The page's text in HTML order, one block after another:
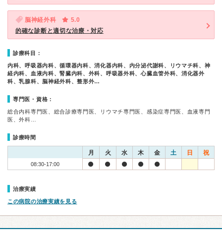
脳神経外科
5.0
的確な診断と適切な治療・対応
診療科目：
内科、呼吸器内科、循環器内科、消化器内科、内分泌代謝科、リウマチ科、神
経内科、血液内科、腎臓内科、外科、呼吸器外科、心臓血管外科、消化器外
科、乳腺科、脳神経外科、整形外…
専門医・資格：
総合内科専門医、総合診療専門医、リウマチ専門医、感染症専門医、血液専門
医、外科…
診療時間
月 火 水 木 金 土 日 祝
08:30-17:00
治療実績
この病院の治療実績を見る